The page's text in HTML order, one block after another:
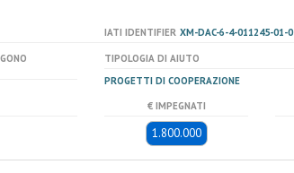
IATI IDENTIFIER XM-DAC-6-4-011245-01-0
TIPOLOGIA DI AIUTO
PROGETTI DI COOPERAZIONE
€ IMPEGNATI
1.800.000